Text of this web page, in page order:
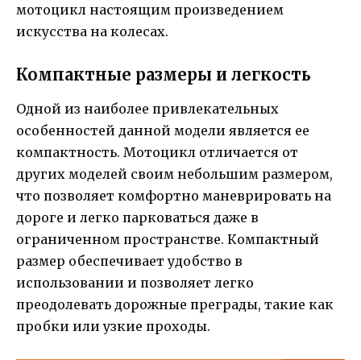
мотоцикл настоящим произведением
искусства на колесах.
Компактные размеры и легкость
Одной из наиболее привлекательных
особенностей данной модели является ее
компактность. Мотоцикл отличается от
других моделей своим небольшим размером,
что позволяет комфортно маневрировать на
дороге и легко парковаться даже в
ограниченном пространстве. Компактный
размер обеспечивает удобство в
использовании и позволяет легко
преодолевать дорожные преграды, такие как
пробки или узкие проходы.